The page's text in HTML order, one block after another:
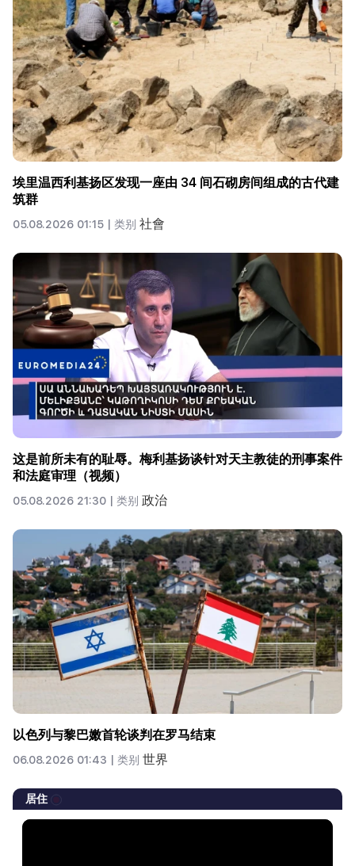
埃里温西利基扬区发现一座由 34 间石砌房间组成的古代建
筑群
05.08.2026 01:15 | 类别 社會
这是前所未有的耻辱。梅利基扬谈针对天主教徒的刑事案件
和法庭审理（视频）
05.08.2026 21:30 | 类别 政治
以色列与黎巴嫩首轮谈判在罗马结束
06.08.2026 01:43 | 类别 世界
居住